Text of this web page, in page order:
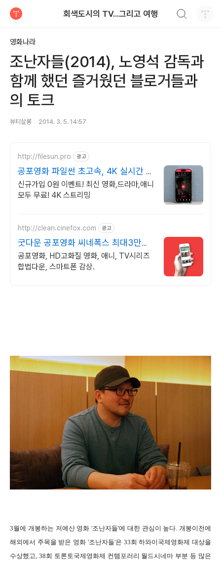
회색도시의 TV...그리고 여행
영화나라
조난자들(2014), 노영석 감독과
함께 했던 즐거웠던 블로거들과
의 토크
뷰티살롱 2014. 3. 5. 14:57
http://filesun.pro 광고
공포영화 파일썬 초고속, 4K 실시간 보
기!
신규가입 0원 이벤트! 최신 영화,드라마,애니
모두 무료! 4K 스트리밍
http://clean.cinefox.com 광고
굿다운 공포영화 씨네폭스 최대3만원
+10%추가적립
공포영화, HD고화질 영화, 애니, TV시리즈
합법다운, 스마트폰 감상.
3월에 개봉하는 저예산 영화 '조난자들'에 대한 관심이 높다. 개봉이전에
해외에서 주목을 받은 영화 '조난자들'은 33회 하와이국제영화제 대상을
수상했고, 38회 토론토국제영화제 컨템포러리 월드시네마 부분 등 많은